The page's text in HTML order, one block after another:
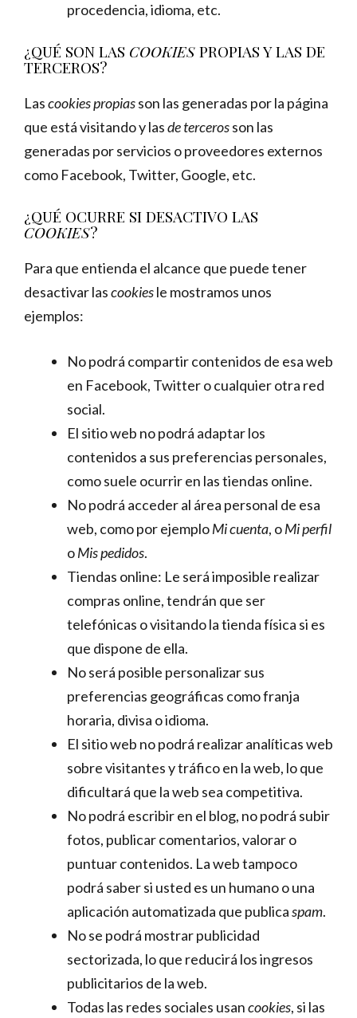
procedencia, idioma, etc.
¿QUÉ SON LAS COOKIESPROPIAS Y LAS DE
TERCEROS?
Lascookies propiasson las generadas por la página
que está visitando y lasde tercerosson las
generadas por servicios o proveedores externos
como Facebook, Twitter, Google, etc.
¿QUÉ OCURRE SI DESACTIVO LAS
COOKIES?
Para que entienda el alcance que puede tener
desactivar lascookiesle mostramos unos
ejemplos:
No podrá compartir contenidos de esa web
en Facebook, Twitter o cualquier otra red
social.
El sitio web no podrá adaptar los
contenidos a sus preferencias personales,
como suele ocurrir en las tiendas online.
No podrá acceder al área personal de esa
web, como por ejemploMi cuenta, oMi perfil
oMis pedidos.
Tiendas online: Le será imposible realizar
compras online, tendrán que ser
telefónicas o visitando la tienda física si es
que dispone de ella.
No será posible personalizar sus
preferencias geográficas como franja
horaria, divisa o idioma.
El sitio web no podrá realizar analíticas web
sobre visitantes y tráfico en la web, lo que
dificultará que la web sea competitiva.
No podrá escribir en el blog, no podrá subir
fotos, publicar comentarios, valorar o
puntuar contenidos. La web tampoco
podrá saber si usted es un humano o una
aplicación automatizada que publicaspam.
No se podrá mostrar publicidad
sectorizada, lo que reducirá los ingresos
publicitarios de la web.
Todas las redes sociales usancookies, si las